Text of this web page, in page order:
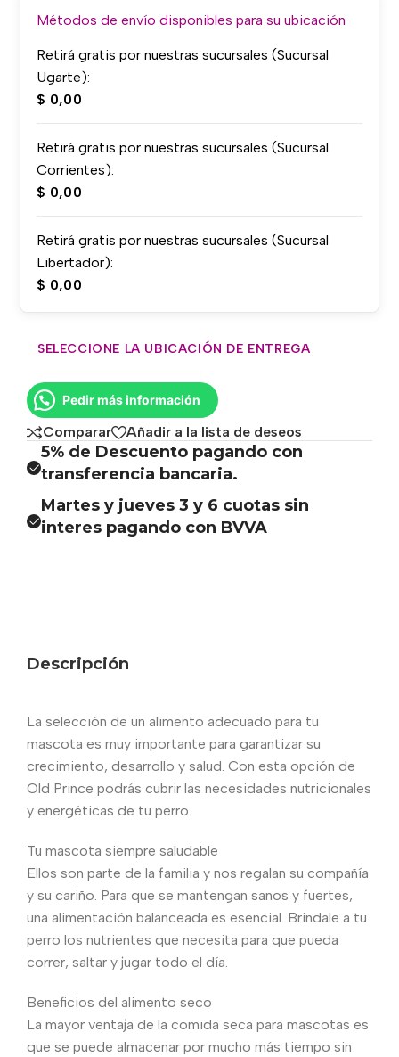
Métodos de envío disponibles para su ubicación
Retirá gratis por nuestras sucursales (Sucursal
Ugarte):
$ 0,00
Retirá gratis por nuestras sucursales (Sucursal
Corrientes):
$ 0,00
Retirá gratis por nuestras sucursales (Sucursal
Libertador):
$ 0,00
SELECCIONE LA UBICACIÓN DE ENTREGA
Pedir más información
Comparar Añadir a la lista de deseos
5% de Descuento pagando con
transferencia bancaria.
Martes y jueves 3 y 6 cuotas sin
interes pagando con BVVA
Descripción
La selección de un alimento adecuado para tu
mascota es muy importante para garantizar su
crecimiento, desarrollo y salud. Con esta opción de
Old Prince podrás cubrir las necesidades nutricionales
y energéticas de tu perro.
Tu mascota siempre saludable
Ellos son parte de la familia y nos regalan su compañía
y su cariño. Para que se mantengan sanos y fuertes,
una alimentación balanceada es esencial. Brindale a tu
perro los nutrientes que necesita para que pueda
correr, saltar y jugar todo el día.
Beneficios del alimento seco
La mayor ventaja de la comida seca para mascotas es
que se puede almacenar por mucho más tiempo sin